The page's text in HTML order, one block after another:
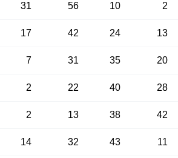
31 56 10 2
17 42 24 13
7 31 35 20
2 22 40 28
2 13 38 42
14 32 43 11